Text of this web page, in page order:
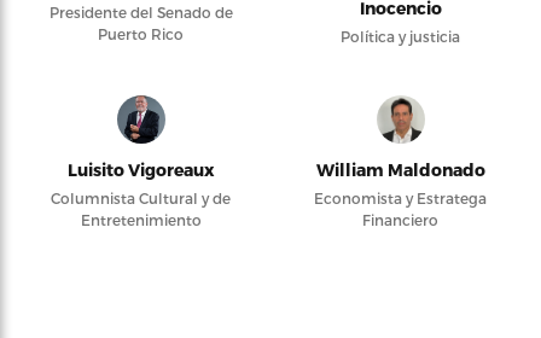
Presidente del Senado de
Puerto Rico
Inocencio
Política y justicia
Luisito Vigoreaux
Columnista Cultural y de
Entretenimiento
William Maldonado
Economista y Estratega
Financiero